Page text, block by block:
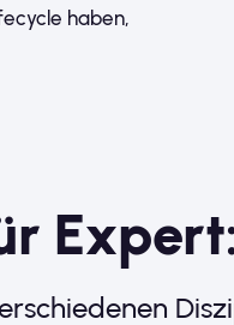
haben,